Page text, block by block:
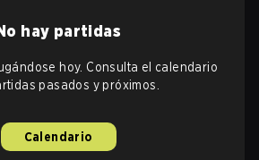
hay partidas
hoy. Consulta el calendario
pasados y próximos.
Calendario